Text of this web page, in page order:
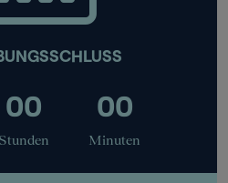
00
Stunden
00
Minuten